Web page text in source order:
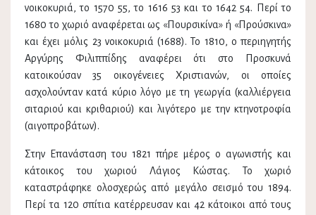
νοικοκυριά, το 1570 55, το 1616 53 και το 1642 54. Περί το
1680 το χωριό αναφέρεται ως «Πουρσικίνα» ή «Προύσκινα»
και έχει μόλις 23 νοικοκυριά (1688). Το 1810, ο περιηγητής
Αργύρης Φιλιππίδης αναφέρει ότι στο Προσκυνά
κατοικούσαν 35 οικογένειες Χριστιανών, οι οποίες
ασχολούνταν κατά κύριο λόγο με τη γεωργία (καλλιέργεια
σιταριού και κριθαριού) και λιγότερο με την κτηνοτροφία
(αιγοπροβάτων).
Στην Επανάσταση του 1821 πήρε μέρος ο αγωνιστής και
κάτοικος του χωριού Λάγιος Κώστας. Το χωριό
καταστράφηκε ολοσχερώς από μεγάλο σεισμό του 1894.
Περί τα 120 σπίτια κατέρρευσαν και 42 κάτοικοι από τους